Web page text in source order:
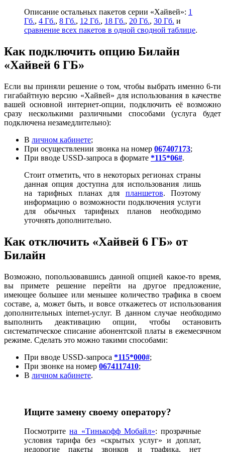
Описание остальных пакетов серии «Хайвей»: 1
Гб., 4 Гб., 8 Гб., 12 Гб., 18 Гб., 20 Гб., 30 Гб. и
сравнение всех пакетов в одной сводной таблице.
Как подключить опцию Билайн
«Хайвей 6 ГБ»
Если вы приняли решение о том, чтобы выбрать именно 6-ти
гигабайтную версию «Хайвей» для использования в качестве
вашей основной интернет-опции, подключить её возможно
сразу несколькими различными способами (услуга будет
подключена незамедлительно):
В личном кабинете;
При осуществлении звонка на номер 067407173;
При вводе USSD-запроса в формате *115*06#.
Стоит отметить, что в некоторых регионах страны
данная опция доступна для использования лишь
на тарифных планах для планшетов. Поэтому
информацию о возможности подключения услуги
для обычных тарифных планов необходимо
уточнять дополнительно.
Как отключить «Хайвей 6 ГБ» от
Билайн
Возможно, попользовавшись данной опцией какое-то время,
вы примете решение перейти на другое предложение,
имеющее большее или меньшее количество трафика в своем
составе, а, может быть, и вовсе откажетесь от использования
дополнительных internet-услуг. В данном случае необходимо
выполнить деактивацию опции, чтобы остановить
систематическое списание абонентской платы в ежемесячном
режиме. Сделать это можно такими способами:
При вводе USSD-запроса *115*000#;
При звонке на номер 0674117410;
В личном кабинете.
Ищите замену своему оператору?
Посмотритена «Тинькофф Мобайл»: прозрачные
условия тарифа без «скрытых услуг» и доплат,
недорогие пакеты звонков и трафика, нет